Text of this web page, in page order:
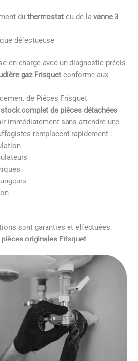
duthermostat ou de lavanne 3
défectueuse
en charge avec un diagnostic précis
gaz Frisquet conforme aux
de Pièces Frisquet
stock complet de pièces détachées
immédiatement sans attendre une
remplacent rapidement :
sont garanties et effectuées
pièces originales Frisquet.